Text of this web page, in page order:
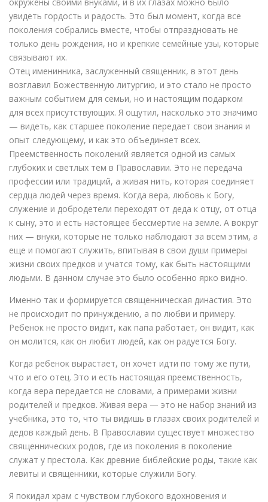
увидеть гордость и радость. Это был момент, когда все
поколения собрались вместе, чтобы отпраздновать не
только день рождения, но и крепкие семейные узы, которые
связывают их.
Отец именинника, заслуженный священник, в этот день
возглавил Божественную литургию, и это стало не просто
важным событием для семьи, но и настоящим подарком
для всех присутствующих. Я ощутил, насколько это значимо
— видеть, как старшее поколение передает свои знания и
опыт следующему, и как это объединяет всех.
Преемственность поколений является одной из самых
глубоких и светлых тем в Православии. Это не передача
профессии или традиций, а живая нить, которая соединяет
сердца людей через время. Когда вера, любовь к Богу,
служение и добродетели переходят от деда к отцу, от отца
к сыну, это и есть настоящее бессмертие на земле. А вокруг
них — внуки, которые не только наблюдают за всем этим, а
еще и помогают служить, впитывая в свои души примеры
жизни своих предков и учатся тому, как быть настоящими
людьми. В данном случае это было особенно ярко видно.
Именно так и формируется священническая династия. Это
не происходит по принуждению, а по любви и примеру.
Ребенок не просто видит, как папа работает, он видит, как
он молится, как он любит людей, как он радуется Богу.
Когда ребенок вырастает, он хочет идти по тому же пути,
что и его отец. Это и есть настоящая преемственность,
когда вера передается не словами, а примерами жизни
родителей и предков. Живая вера — это не набор знаний из
учебника, это то, что ты видишь в глазах своих родителей и
дедов каждый день. В Православии существует множество
священнических родов, где из поколения в поколение
служат у престола. Как древние библейские роды, такие как
левиты и священники, которые служили Богу.
Я покидал храм с чувством глубокого вдохновения и